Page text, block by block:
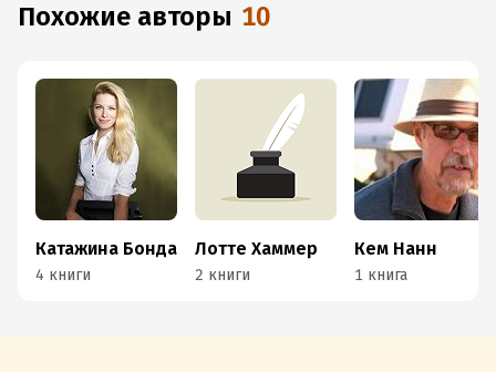
Похожие авторы 10
Катажина Бонда
4 книги
Лотте Хаммер
2 книги
Кем Нанн
1 книга